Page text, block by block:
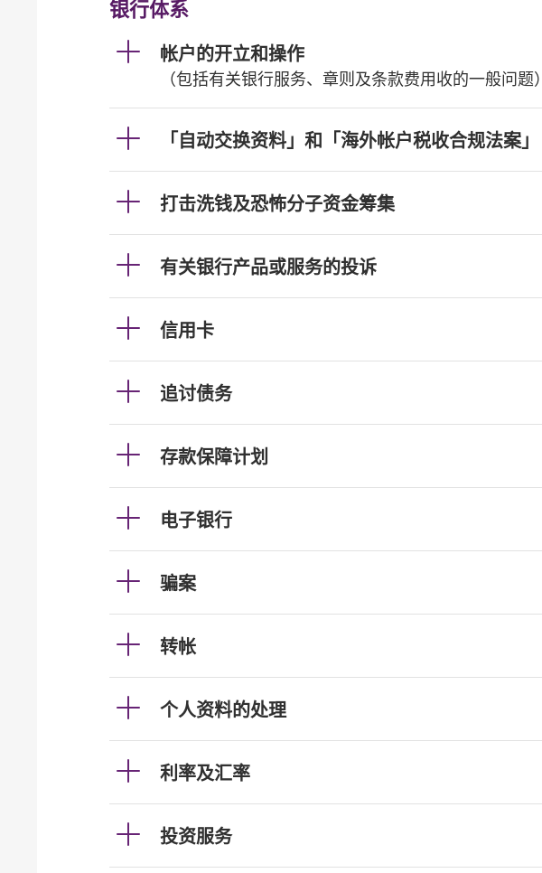
银行体系
帐户的开立和操作
（包括有关银行服务、章则及条款费用收的一般问题）
「自动交换资料」和「海外帐户税收合规法案」
打击洗钱及恐怖分子资金筹集
有关银行产品或服务的投诉
信用卡
追讨债务
存款保障计划
电子银行
骗案
转帐
个人资料的处理
利率及汇率
投资服务